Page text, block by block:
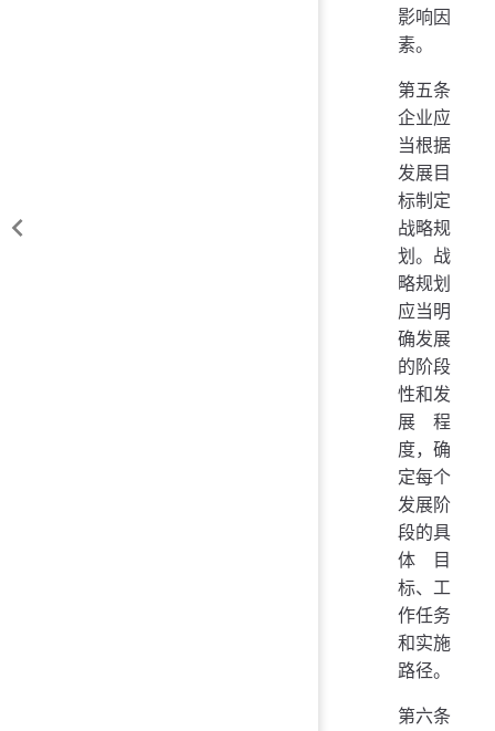
影响因
素。
第五条
企业应
当根据
发展目
标制定
战略规
划。战
略规划
应当明
确发展
的阶段
性和发
展程
度，确
定每个
发展阶
段的具
体目
标、工
作任务
和实施
路径。
第六条